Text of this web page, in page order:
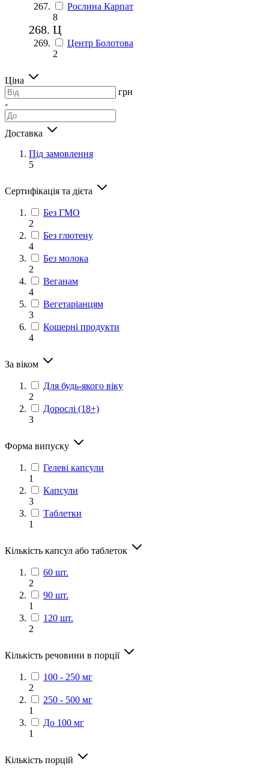
Рослина Карпат
8
Ц
Центр Болотова
2
Ціна
грн
-
Доставка
Під замовлення
5
Сертифікація та дієта
Без ГМО
2
Без глютену
4
Без молока
2
Веганам
4
Вегетаріанцям
3
Кошерні продукти
4
За віком
Для будь-якого віку
2
Дорослі (18+)
3
Форма випуску
Гелеві капсули
1
Капсули
3
Таблетки
1
Кількість капсул або таблеток
60 шт.
2
90 шт.
1
120 шт.
2
Кількість речовини в порції
100 - 250 мг
2
250 - 500 мг
1
До 100 мг
1
Кількість порцій